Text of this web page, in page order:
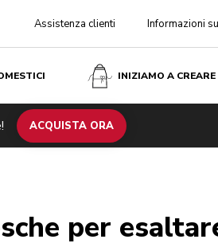
Assistenza clienti Informazioni
INIZIAMO A CREARE
ACQUISTA ORA
per